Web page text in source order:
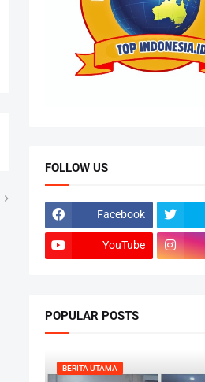
FOLLOW US
Facebook
YouTube
POPULAR POSTS
BERITA UTAMA